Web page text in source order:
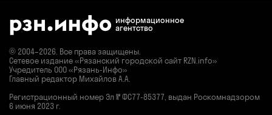
информационное
агентство
© 2004–2026. Все права защищены.
Сетевое издание «Рязанский городской сайт RZN.info»
Учредитель ООО «Рязань-Инфо»
Главный редактор Михайлов А.А.
Регистрационный номер Эл № ФС77-85377, выдан Роскомнадзором
6 июня 2023 г.